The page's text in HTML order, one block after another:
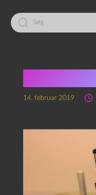
Led
efter:
14. februar 2019